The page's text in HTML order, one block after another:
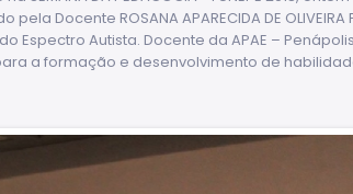
Docente ROSANA APARECIDA DE
Espectro Autista. Docente da APAE –
a formação e desenvolvimento de